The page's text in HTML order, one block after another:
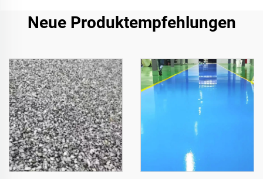
Neue Produktempfehlungen